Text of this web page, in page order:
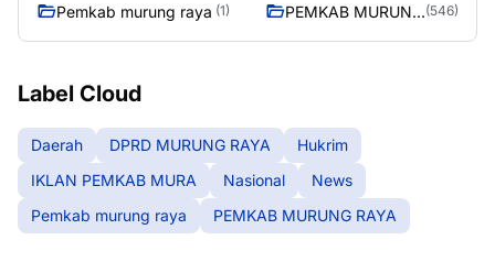
Pemkab murung raya (1)
PEMKAB MURUNG (546)
Label Cloud
Daerah DPRD MURUNG RAYA
Hukrim
IKLAN PEMKAB MURA
Nasional
News
Pemkab murung raya
PEMKAB MURUNG RAYA